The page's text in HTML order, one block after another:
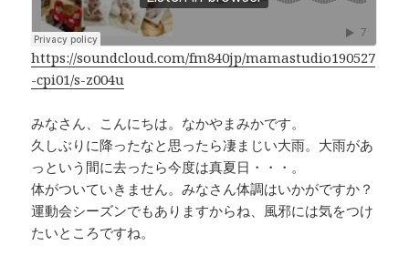
o
o
k
d
s
n
k
https://soundcloud.com/fm840jp/mamastudio190527
-cpi01/s-z004u
みなさん、こんにちは。なかやまみかです。
久しぶりに降ったなと思ったら凄まじい大雨。大雨があ
っという間に去ったら今度は真夏日・・・。
体がついていきません。みなさん体調はいかがですか？
運動会シーズンでもありますからね、風邪には気をつけ
たいところですね。